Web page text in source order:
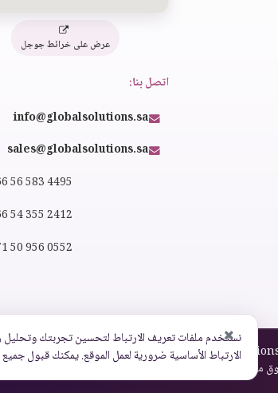
عرض على خرائط جوجل
اتصل بنا:
info@globalsolutions.sa
sales@globalsolutions.sa
56 583 4495
54 355 2412
50 956 0552
محفوظة
نستخدم ملفات تعريف الارتباط لتحسين تجربتك
الارتباط الأساسية ضرورية لعمل الموقع. يمكنك قبول